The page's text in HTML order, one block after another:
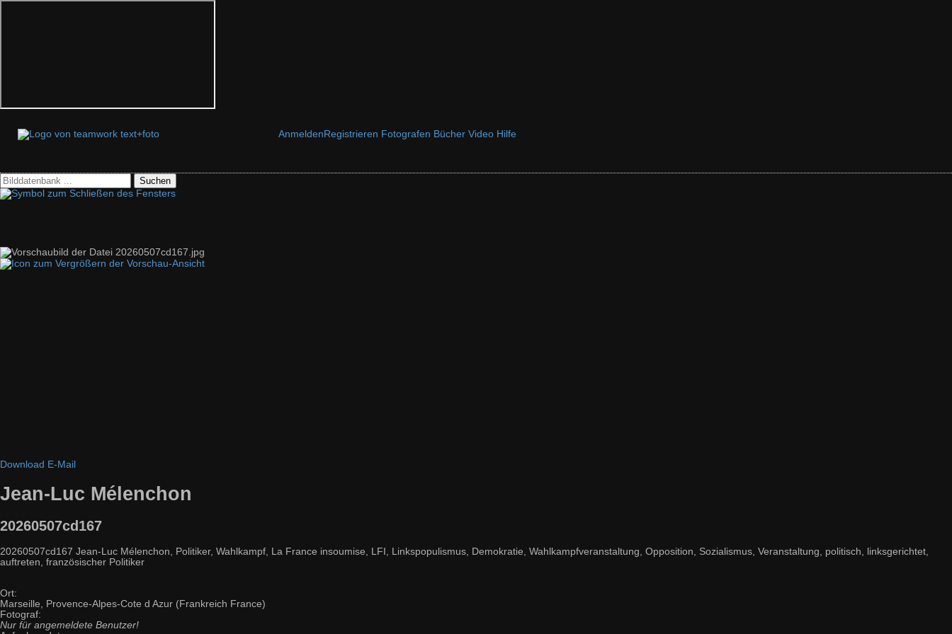
Anmelden Registrieren Fotografen Bücher Video Hilfe
Suchen
Download E-Mail
Jean-Luc Mélenchon
20260507cd167
20260507cd167 Jean-Luc Mélenchon, Politiker, Wahlkampf, La France insoumise, LFI, Linkspopulismus, Demokratie, Wahlkampfveranstaltung, Opposition, Sozialismus, Veranstaltung, politisch, linksgerichtet,
auftreten, französischer Politiker
Ort:
Marseille, Provence-Alpes-Cote d Azur (Frankreich France)
Fotograf:
Nur für angemeldete Benutzer!